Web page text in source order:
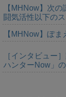
【MHNow】次
闘気活性以下の
【MHNow】ぽ
［インタビュー
ハンターNow」